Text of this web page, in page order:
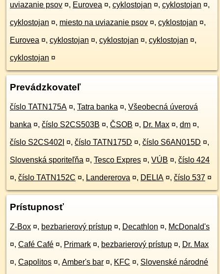
uviazanie psov ¤, Eurovea ¤, cyklostojan ¤, cyklostojan ¤,
cyklostojan ¤, miesto na uviazanie psov ¤, cyklostojan ¤,
Eurovea ¤, cyklostojan ¤, cyklostojan ¤, cyklostojan ¤,
cyklostojan ¤
Prevádzkovateľ
číslo TATN175A ¤, Tatra banka ¤, Všeobecná úverová
banka ¤, číslo S2CS503B ¤, ČSOB ¤, Dr. Max ¤, dm ¤,
číslo S2CS402I ¤, číslo TATN175D ¤, číslo S6AN015D ¤,
Slovenská sporiteľňa ¤, Tesco Expres ¤, VÚB ¤, číslo 424
¤, číslo TATN152C ¤, Landererova ¤, DELIA ¤, číslo 537 ¤
Prístupnosť
Z-Box ¤, bezbarierový prístup ¤, Decathlon ¤, McDonald's
¤, Café Café ¤, Primark ¤, bezbarierový prístup ¤, Dr. Max
¤, Capolitos ¤, Amber's bar ¤, KFC ¤, Slovenské národné